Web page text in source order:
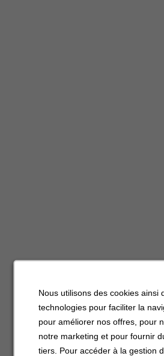
Nous utilisons des cookies ainsi
technologies pour faciliter la
pour améliorer nos offres, pour
notre marketing et pour fournir
tiers. Pour accéder à la gestion